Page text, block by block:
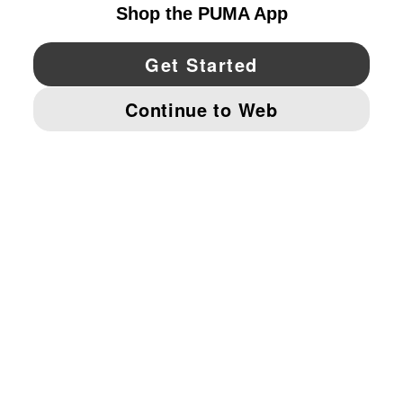
YouTube Twitter Pinterest
IMPRINT AND LEGAL DATA